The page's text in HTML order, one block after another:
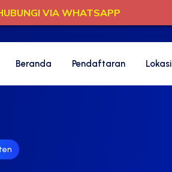
Beranda Pendaftaran Lokasi
VIA WHATSAPP